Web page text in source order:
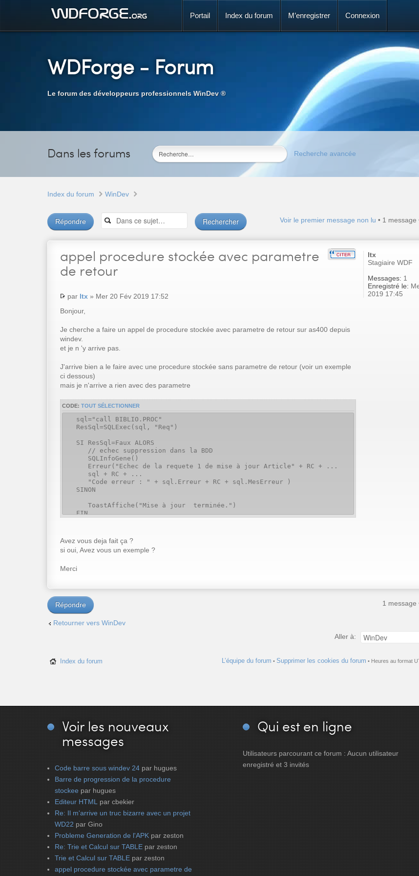
Portail Index du forum M’enregistrer Connexion
WDForge- Forum
Le forum des développeurs professionnels WinDev ®
Dans les forums Recherche avancée
Index du forum WinDev
Répondre Voir le premier message non lu • 1 message
appel procedure stockée avec parametre
de retour
par ltx » Mer 20 Fév 2019 17:52
Bonjour,
Je cherche a faire un appel de procedure stockée avec parametre de retour sur as400 depuis
windev.
et je n 'y arrive pas.
J'arrive bien a le faire avec une procedure stockée sans parametre de retour (voir un exemple
ci dessous)
mais je n'arrive a rien avec des parametre
CODE: TOUT SÉLECTIONNER
sql="call BIBLIO.PROC"
ResSql=SQLExec(sql, "Req")
SI ResSql=Faux ALORS
// echec suppression dans la BDD
SQLInfoGene()
Erreur("Echec de la requete 1 de mise à jour Article" + RC + ...
sql + RC + ...
"Code erreur : " + sql.Erreur + RC + sql.MesErreur )
SINON
ToastAffiche("Mise à jour terminée.")
FIN
SQLDéconnecte()
Avez vous deja fait ça ?
si oui, Avez vous un exemple ?
Merci
ltx
Stagiaire WDF
Messages: 1
Enregistré le:
2019 17:45
Répondre 1 message
Retourner vers WinDev
Aller à:
Index du forum L’équipe du forum • Supprimer les cookies du forum • Heures au format
Voir les nouveaux
messages
Code barre sous windev 24 par hugues
Barre de progression de la procedure
stockee par hugues
Editeur HTML par cbekier
Re: Il m'arrive un truc bizarre avec un projet
WD22 par Gino
Probleme Generation de l'APK par zeston
Re: Trie et Calcul sur TABLE par zeston
Trie et Calcul sur TABLE par zeston
appel procedure stockée avec parametre de
Qui est en ligne
Utilisateurs parcourant ce forum : Aucun utilisateur
enregistré et 3 invités